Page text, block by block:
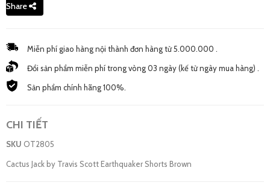
Share
Miễn phí giao hàng nội thành đơn hàng từ 5.000.000 .
Đổi sản phẩm miễn phí trong vòng 03 ngày (kế từ ngày mua hàng) .
Sản phẩm chính hãng 100%.
CHI TIẾT
SKU OT2805
Cactus Jack by Travis Scott Earthquaker Shorts Brown